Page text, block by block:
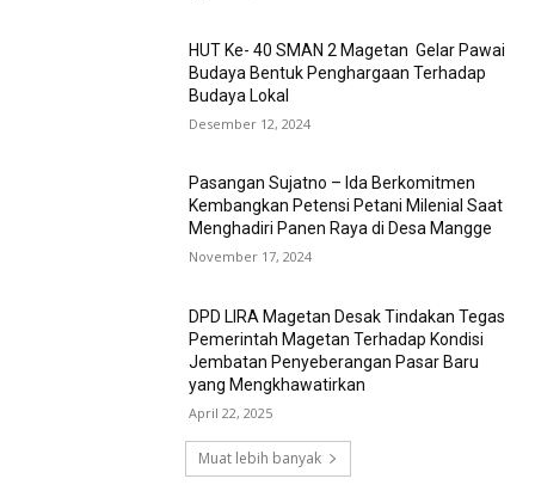
HUT Ke- 40 SMAN 2 Magetan Gelar Pawai
Budaya Bentuk Penghargaan Terhadap
Budaya Lokal
Desember 12, 2024
Pasangan Sujatno – Ida Berkomitmen
Kembangkan Petensi Petani Milenial Saat
Menghadiri Panen Raya di Desa Mangge
November 17, 2024
DPD LIRA Magetan Desak Tindakan Tegas
Pemerintah Magetan Terhadap Kondisi
Jembatan Penyeberangan Pasar Baru
yang Mengkhawatirkan
April 22, 2025
Muat lebih banyak